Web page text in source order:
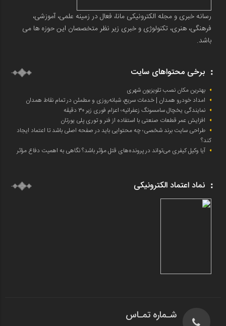
رسانه خبری و مجله الکترونیکی مانا، فعال در زمینه علمی، آموزشی،
فرهنگی، هنری، تکنولوژی و خبری زیر نظر متخصصان این حوزه ها می
باشد.
برخی محتواهای سایت
بهترین مکان نصب تلویزیون شهری
امداد خودرو همدان | خدمات سریع، شبانه‌روزی و مطمئن در تمام نقاط همدان
نمایندگی یخچال سامسونگ زعفرانیه؛ اعزام فوری زیر ۳۰ دقیقه
افزایش عمر قطعات صنعتی با استفاده از فنر و توری پلی یورتان
طراحی سایت برند شخصی؛ چه محتوایی باید در صفحه اصلی باشد تا اعتماد ایجاد
کند؟
آیا وکیل کیفری می‌تواند در پرونده‌های قتل مؤثر باشد؟ نگاهی به اهمیت دفاع مؤثر
نماد اعتماد الکترونیکی
شـماره تمـاس